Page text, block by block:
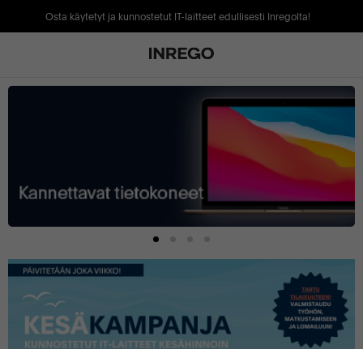
Osta käytetyt ja kunnostetut IT-laitteet edullisesti Inregolta!